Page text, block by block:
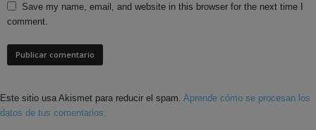
Save my name, email, and website in this browser for the next time I
comment.
Este sitio usa Akismet para reducir el spam. Aprende cómo se procesan los
datos de tus comentarios.